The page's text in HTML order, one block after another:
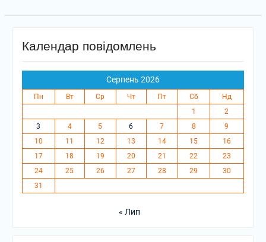
Календар повідомлень
Серпень 2026
Пн Вт Ср Чт Пт Сб
Нд
1
2
3
4 5 6 7 8
9
10
11 12 13 14 15
16
17
18 19 20 21 22
23
24
25 26 27 28 29
30
31
« Лип